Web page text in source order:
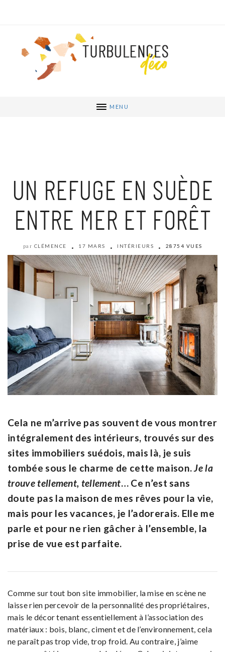
MENU
UN REFUGE EN SUÈDE
ENTRE MER ET FORÊT
par CLÉMENCE 17 MARS INTÉRIEURS 28754 VUES
Cela ne m’arrive pas souvent de vous montrer
intégralement des intérieurs, trouvés sur des
sites immobiliers suédois, mais là, je suis
tombée sous le charme de cette maison.Je la
trouve tellement, tellement…Ce n’est sans
doute pas la maison de mes rêves pour la vie,
mais pour les vacances, je l’adorerais. Elle me
parle et pour ne rien gâcher à l’ensemble, la
prise de vue est parfaite.
Comme sur tout bon site immobilier, la mise en scène ne
laisse rien percevoir de la personnalité des propriétaires,
mais le décor tenant essentiellement à l’association des
matériaux : bois, blanc, ciment et de l’environnement, cela
ne paraît pas trop vide, trop froid. Au contraire, j’aime